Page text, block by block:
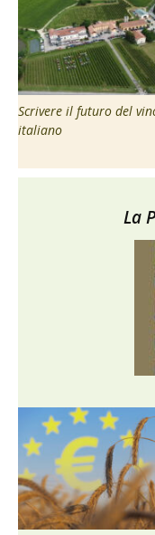
Scrivere il futuro del
italiano
La